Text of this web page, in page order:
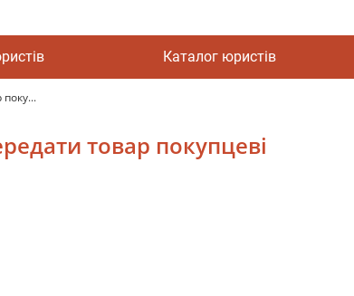
Каталог юристів
товар покупцеві